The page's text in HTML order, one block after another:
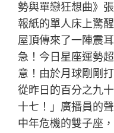
勢與單戀狂想曲》
報紙的單人床上驚
屋頂傳來了一陣震
急！今日星座運勢
意！由於月球剛剛
從昨日的百分之九
十七！」廣播員的
中年危機的雙子座